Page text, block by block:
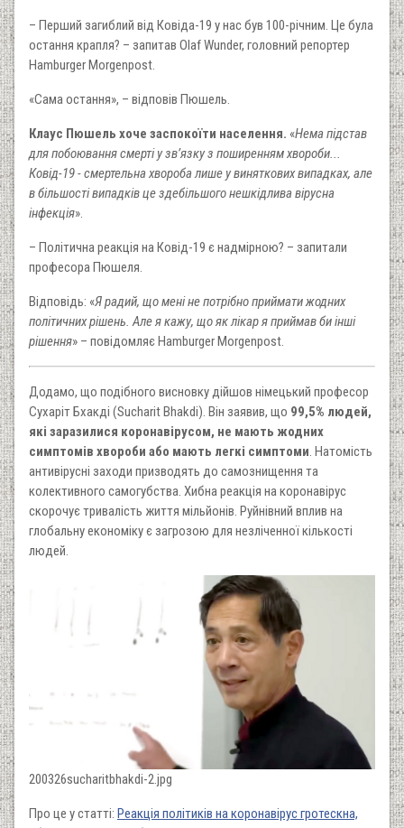
– Перший загиблий від Ковіда-19 у нас був 100-річним. Це була
остання крапля? – запитав Olaf Wunder, головний репортер
Hamburger Morgenpost.
«Сама остання», – відповів Пюшель.
Клаус Пюшель хоче заспокоїти населення. «Нема підстав
для побоювання смерті у зв’язку з поширенням хвороби...
Ковід-19 - смертельна хвороба лише у виняткових випадках, але
в більшості випадків це здебільшого нешкідлива вірусна
інфекція».
– Політична реакція на Ковід-19 є надмірною? – запитали
професора Пюшеля.
Відповідь: «Я радий, що мені не потрібно приймати жодних
політичних рішень. Але я кажу, що як лікар я приймав би інші
рішення» – повідомляє Hamburger Morgenpost.
Додамо, що подібного висновку дійшов німецький професор
Сухаріт Бхакді (Sucharit Bhakdi). Він заявив, що 99,5% людей,
які заразилися коронавірусом, не мають жодних
симптомів хвороби або мають легкі симптоми. Натомість
антивірусні заходи призводять до самознищення та
колективного самогубства. Хибна реакція на коронавірус
скорочує тривалість життя мільйонів. Руйнівний вплив на
глобальну економіку є загрозою для незліченної кількості
людей.
200326sucharitbhakdi-2.jpg
Про це у статті: Реакція політиків на коронавірус гротескна,